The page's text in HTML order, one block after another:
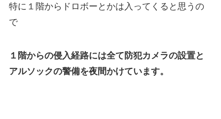
特に１階からドロボーとかは入ってくると思うの
で
１階からの侵入経路には全て防犯カメラの設置と
アルソックの警備を夜間かけています。